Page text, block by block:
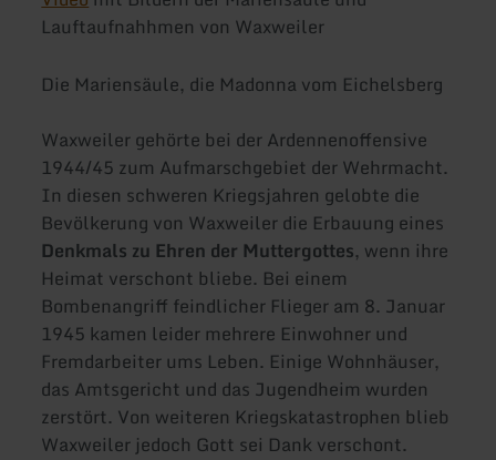
Lauftaufnahhmen von Waxweiler
Die Mariensäule, die Madonna vom Eichelsberg
Waxweiler gehörte bei der Ardennenoffensive
1944/45 zum Aufmarschgebiet der Wehrmacht.
In diesen schweren Kriegsjahren gelobte die
Bevölkerung von Waxweiler die Erbauung eines
Denkmals zu Ehren der Muttergottes, wenn ihre
Heimat verschont bliebe. Bei einem
Bombenangriff feindlicher Flieger am 8. Januar
1945 kamen leider mehrere Einwohner und
Fremdarbeiter ums Leben. Einige Wohnhäuser,
das Amtsgericht und das Jugendheim wurden
zerstört. Von weiteren Kriegskatastrophen blieb
Waxweiler jedoch Gott sei Dank verschont.